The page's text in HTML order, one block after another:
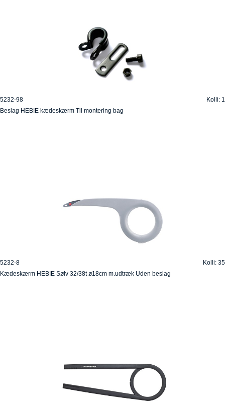
5232-98
Kolli: 1
Beslag HEBIE kædeskærm Til montering bag
5232-8
Kolli: 35
Kædeskærm HEBIE Sølv 32/38t ø18cm m.udtræk Uden beslag